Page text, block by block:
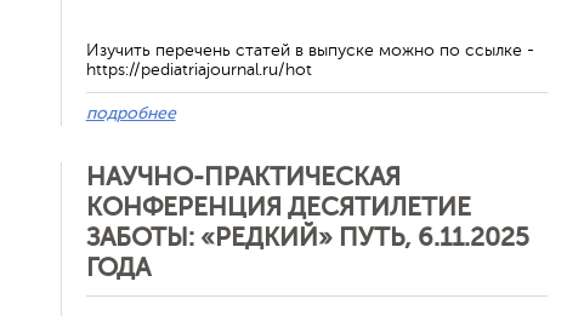
Изучить перечень статей в выпуске можно по ссылке -
https://pediatriajournal.ru/hot
подробнее
НАУЧНО-ПРАКТИЧЕСКАЯ
КОНФЕРЕНЦИЯ ДЕСЯТИЛЕТИЕ
ЗАБОТЫ: «РЕДКИЙ» ПУТЬ, 6.11.2025
ГОДА